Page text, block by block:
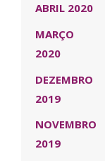
ABRIL 2020
MARÇO
2020
DEZEMBRO
2019
NOVEMBRO
2019